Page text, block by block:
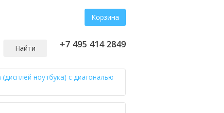
Корзина
Найти +7 495 414 2849
ноутбука) с диагональю